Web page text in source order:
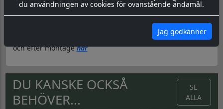
du användningen av cookies för ovanstående ändamål.
Jag godkänner
underlättar monteringen. Appliceringstapen tas bort efter
montering, och kvar sitter då endast dekalen.
här
Läs igenom våra instrukioner före
och efter montagehär
DU KANSKE OCKSÅ
BEHÖVER...
SE
ALLA